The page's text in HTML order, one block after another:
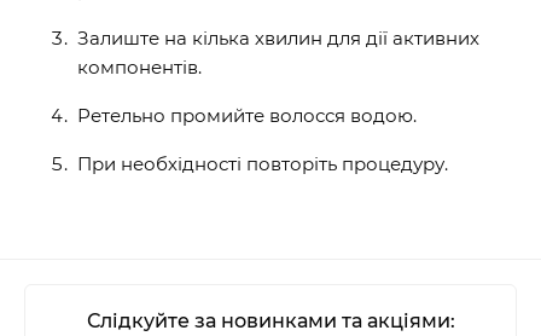
Залиште на кілька хвилин для дії активних
компонентів.
Ретельно промийте волосся водою.
При необхідності повторіть процедуру.
Слідкуйте за новинками та акціями: